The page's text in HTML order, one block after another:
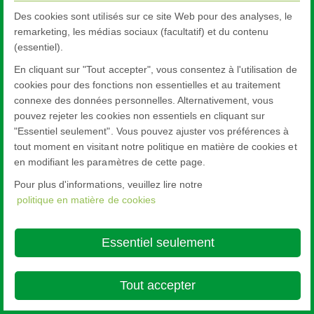
Des cookies sont utilisés sur ce site Web pour des analyses, le
remarketing, les médias sociaux (facultatif) et du contenu
(essentiel).
En cliquant sur "Tout accepter", vous consentez à l'utilisation de
cookies pour des fonctions non essentielles et au traitement
connexe des données personnelles. Alternativement, vous
pouvez rejeter les cookies non essentiels en cliquant sur
"Essentiel seulement". Vous pouvez ajuster vos préférences à
tout moment en visitant notre politique en matière de cookies et
en modifiant les paramètres de cette page.
Pour plus d'informations, veuillez lire notre
politique en matière de cookies
Essentiel seulement
Tout accepter